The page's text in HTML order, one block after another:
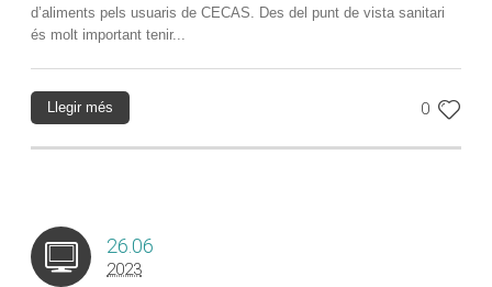
d’aliments pels usuaris de CECAS. Des del punt de vista sanitari
és molt important tenir...
0
Llegir més
26.06
2023